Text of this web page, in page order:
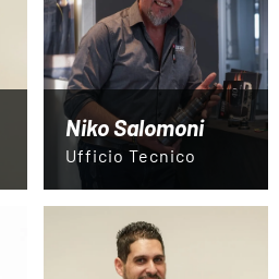
Niko Salomoni
Ufficio Tecnico